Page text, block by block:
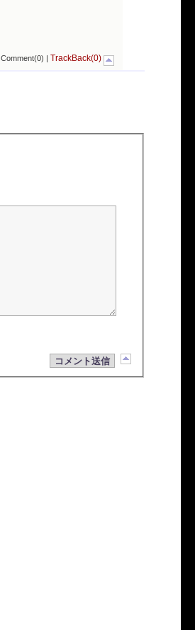
Comment(0) TrackBack(0)
コメント送信